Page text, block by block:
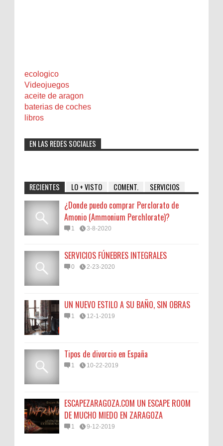
ecologico
Videojuegos
aceite de aragon
baterias de coches
libros
EN LAS REDES SOCIALES
RECIENTES LO + VISTO COMENT. SERVICIOS
¿Donde puedo comprar Perclorato de
Amonio (Ammonium Perchlorate)?
1 3-8-2020
SERVICIOS FÚNEBRES INTEGRALES
0 2-23-2020
UN NUEVO ESTILO A SU BAÑO, SIN OBRAS
1 12-1-2019
Tipos de divorcio en España
1 10-22-2019
ESCAPEZARAGOZA.COM UN ESCAPE ROOM
DE MUCHO MIEDO EN ZARAGOZA
1 9-12-2019